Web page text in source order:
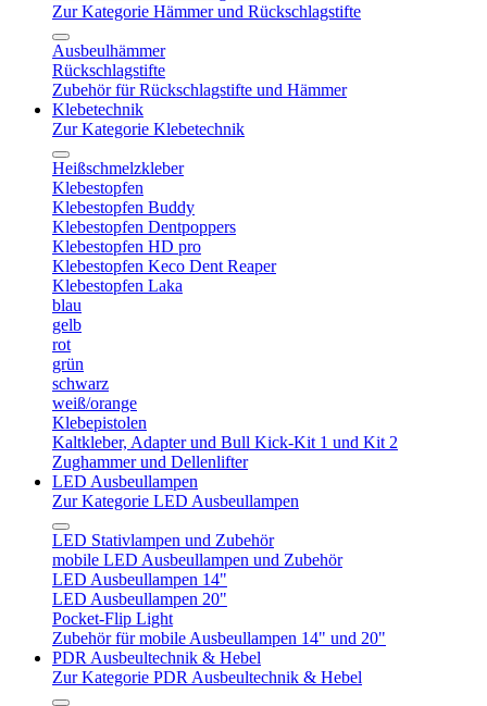
Zur Kategorie Hämmer und Rückschlagstifte
Ausbeulhämmer
Rückschlagstifte
Zubehör für Rückschlagstifte und Hämmer
Klebetechnik
Zur Kategorie Klebetechnik
Heißschmelzkleber
Klebestopfen
Klebestopfen Buddy
Klebestopfen Dentpoppers
Klebestopfen HD pro
Klebestopfen Keco Dent Reaper
Klebestopfen Laka
blau
gelb
rot
grün
schwarz
weiß/orange
Klebepistolen
Kaltkleber, Adapter und Bull Kick-Kit 1 und Kit 2
Zughammer und Dellenlifter
LED Ausbeullampen
Zur Kategorie LED Ausbeullampen
LED Stativlampen und Zubehör
mobile LED Ausbeullampen und Zubehör
LED Ausbeullampen 14"
LED Ausbeullampen 20"
Pocket-Flip Light
Zubehör für mobile Ausbeullampen 14" und 20"
PDR Ausbeultechnik & Hebel
Zur Kategorie PDR Ausbeultechnik & Hebel